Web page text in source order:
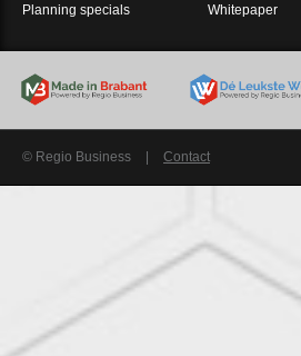
Planning specials
Whitepaper
© Regio Business Contact